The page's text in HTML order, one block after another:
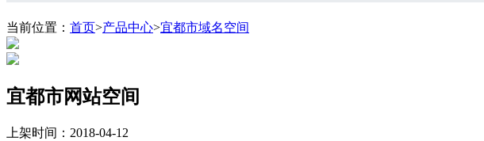
当前位置： 首页>产品中心>宜都市域名空间
宜都市网站空间
上架时间：2018-04-12